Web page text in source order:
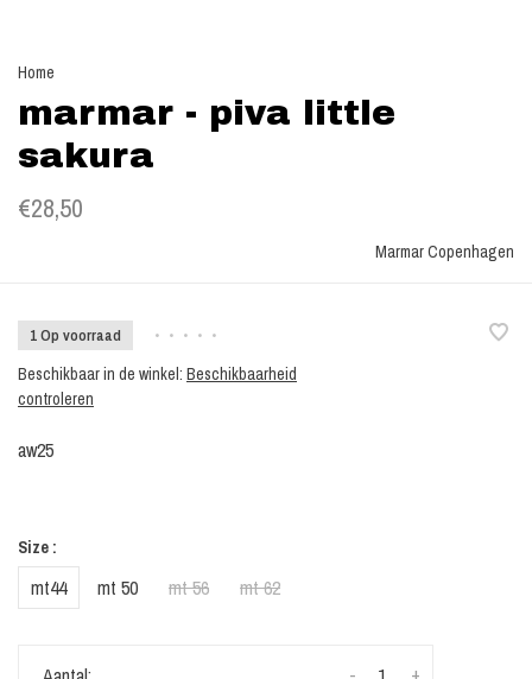
Home
marmar - piva little
sakura
€28,50
Marmar Copenhagen
1 Op voorraad • • • • •
Beschikbaar in de winkel: Beschikbaarheid
controleren
aw25
Size :
mt44 mt 50 mt 56 mt 62
+
-